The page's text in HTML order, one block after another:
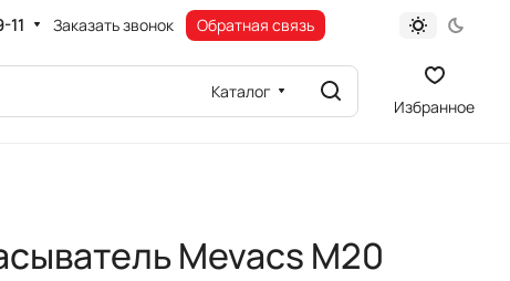
11 Заказать звонок Обратная связь
Каталог
Избранное
Mevacs M20